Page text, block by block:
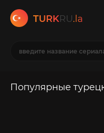
TURKRU.la
Популярные